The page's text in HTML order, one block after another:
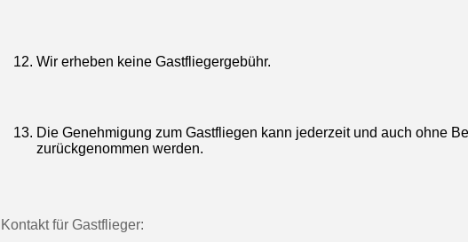
Wir erheben keine Gastfliegergebühr.
Die Genehmigung zum Gastfliegen kann jederzeit und auch ohne
zurückgenommen werden.
Kontakt für Gastflieger: